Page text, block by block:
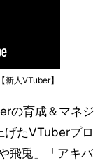
新人VTuber】
の育成＆マネジ
げたVTuberプロ
飛兎」「アキバ